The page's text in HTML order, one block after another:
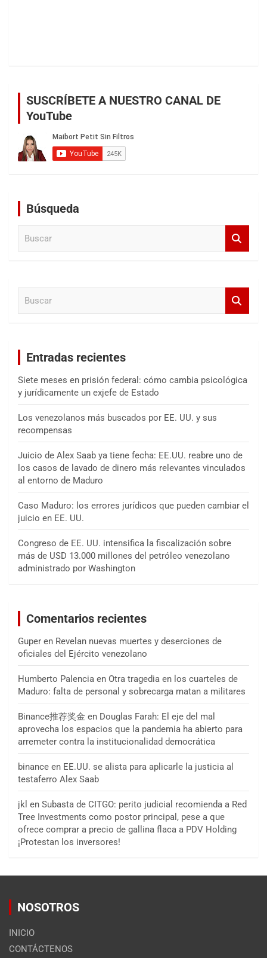
SUSCRÍBETE A NUESTRO CANAL DE
YouTube
Búsqueda
Entradas recientes
Siete meses en prisión federal: cómo cambia psicológica
y jurídicamente un exjefe de Estado
Los venezolanos más buscados por EE. UU. y sus
recompensas
Juicio de Alex Saab ya tiene fecha: EE.UU. reabre uno de
los casos de lavado de dinero más relevantes vinculados
al entorno de Maduro
Caso Maduro: los errores jurídicos que pueden cambiar el
juicio en EE. UU.
Congreso de EE. UU. intensifica la fiscalización sobre
más de USD 13.000 millones del petróleo venezolano
administrado por Washington
Comentarios recientes
Guper en Revelan nuevas muertes y deserciones de
oficiales del Ejército venezolano
Humberto Palencia en Otra tragedia en los cuarteles de
Maduro: falta de personal y sobrecarga matan a militares
Binance推荐奖金 en Douglas Farah: El eje del mal
aprovecha los espacios que la pandemia ha abierto para
arremeter contra la institucionalidad democrática
binance en EE.UU. se alista para aplicarle la justicia al
testaferro Alex Saab
jkl en Subasta de CITGO: perito judicial recomienda a Red
Tree Investments como postor principal, pese a que
ofrece comprar a precio de gallina flaca a PDV Holding
¡Protestan los inversores!
NOSOTROS
INICIO
CONTÁCTENOS